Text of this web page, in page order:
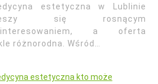
estetyczna w Lublinie
się rosnącym
a oferta
różnorodna. Wśród…
estetyczna kto może